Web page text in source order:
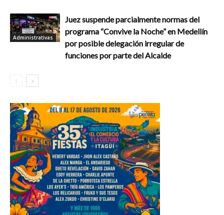
Administrativas
Juez suspende parcialmente normas del
programa “Convive la Noche” en Medellín
por posible delegación irregular de
funciones por parte del Alcalde